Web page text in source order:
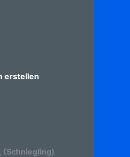
erstellen
(Schniegling)